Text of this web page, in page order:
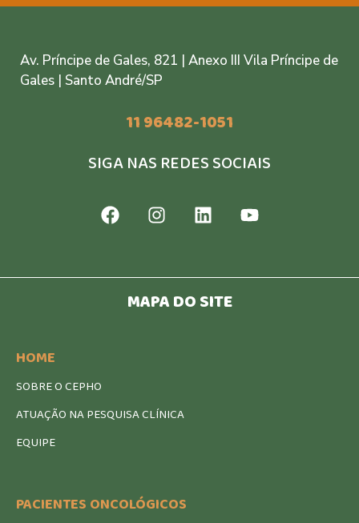
Av. Príncipe de Gales, 821 | Anexo III Vila Príncipe de
Gales | Santo André/SP
11 96482-1051
SIGA NAS REDES SOCIAIS
MAPA DO SITE
HOME
SOBRE O CEPHO
ATUAÇÃO NA PESQUISA CLÍNICA
EQUIPE
PACIENTES ONCOLÓGICOS